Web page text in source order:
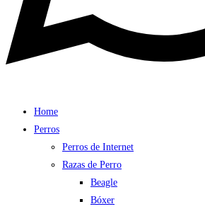
Home
Perros
Perros de Internet
Razas de Perro
Beagle
Bóxer